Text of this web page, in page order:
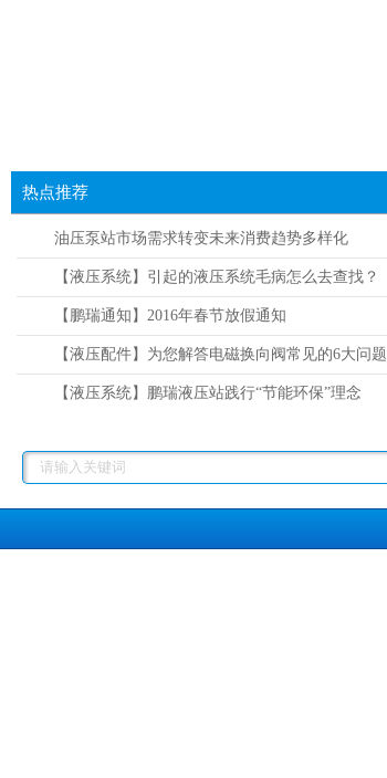
热点推荐
油压泵站市场需求转变未来消费趋势多样化
【液压系统】引起的液压系统毛病怎么去查找？
【鹏瑞通知】2016年春节放假通知
【液压配件】为您解答电磁换向阀常见的6大问题
【液压系统】鹏瑞液压站践行“节能环保”理念